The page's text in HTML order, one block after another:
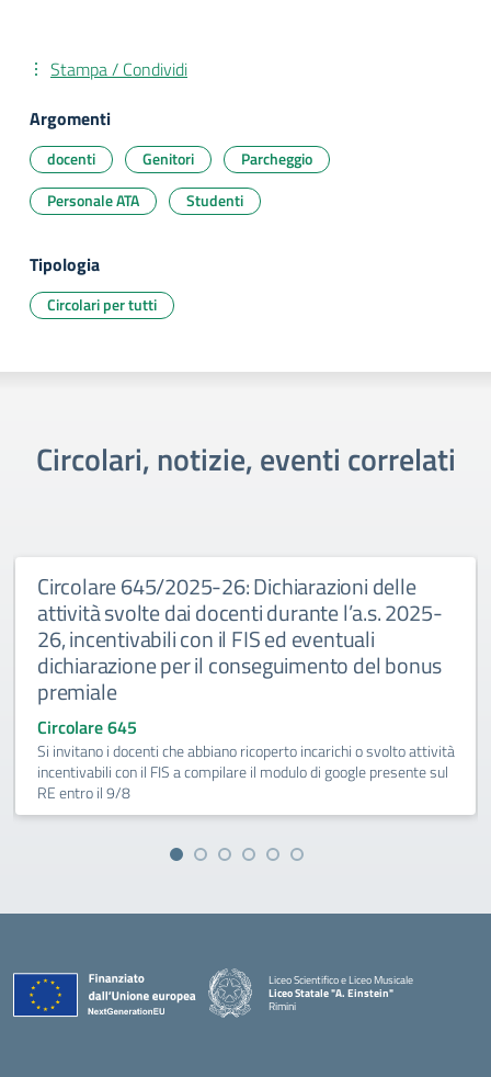
Stampa / Condividi
Argomenti
docenti Genitori
Parcheggio
Personale ATA
Studenti
Tipologia
Circolari per tutti
Circolari, notizie, eventi correlati
Circolare 645/2025-26: Dichiarazioni delle
attività svolte dai docenti durante l’a.s. 2025-
26, incentivabili con il FIS ed eventuali
dichiarazione per il conseguimento del bonus
premiale
Circolare 645
Si invitano i docenti che abbiano ricoperto incarichi o svolto attività
incentivabili con il FIS a compilare il modulo di google presente sul
RE entro il 9/8
Liceo Scientifico e Liceo Musicale
Liceo Statale "A. Einstein"
Rimini